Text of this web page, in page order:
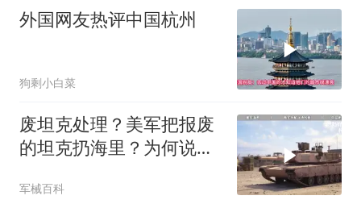
外国网友热评中国杭州
狗剩小白菜
废坦克处理？美军把报废
的坦克扔海里？为何说中
军械百科